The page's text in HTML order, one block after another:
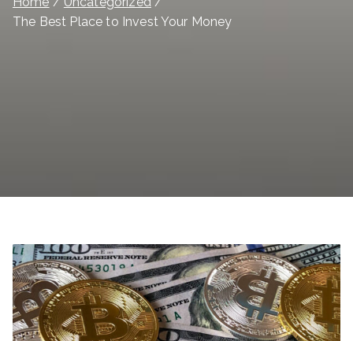
The Best Place to Invest Your Money